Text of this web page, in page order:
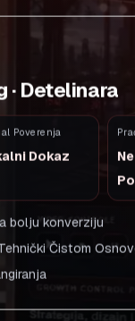
Detelinara
Poverenja
Dokaz
bolju konverziju
Čistom